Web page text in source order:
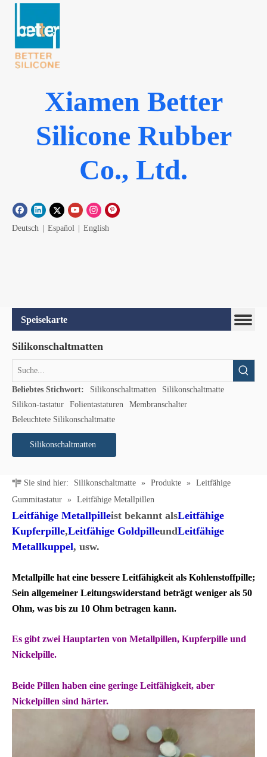
Xiamen Better
Silicone Rubber
Co., Ltd.
Deutsch | Español | English
Speisekarte
Silikonschaltmatten
Beliebtes Stichwort: Silikonschaltmatten
Silikonschaltmatte
Silikon-tastatur
Folientastaturen
Membranschalter
Beleuchtete Silikonschaltmatte
Silikonschaltmatten
Sie sind hier: Silikonschaltmatte » Produkte »
Leitfähige
Gummitastatur » Leitfähige Metallpillen
Leitfähige Metallpilleist bekannt alsLeitfähige
Kupferpille,Leitfähige GoldpilleundLeitfähige
Metallkuppel, usw.
Metallpille hat eine bessere Leitfähigkeit als Kohlenstoffpille;
Sein allgemeiner Leitungswiderstand beträgt weniger als 50
Ohm, was bis zu 10 Ohm betragen kann.
Es gibt zwei Hauptarten von Metallpillen, Kupferpille und
Nickelpille.
Beide Pillen haben eine geringe Leitfähigkeit, aber
Nickelpillen sind härter.